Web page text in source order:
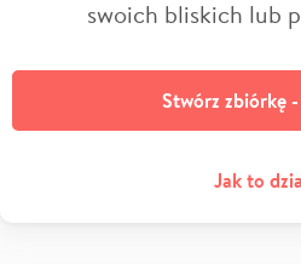
swoich bliskich lub
Stwórz zbiórkę
Jak to